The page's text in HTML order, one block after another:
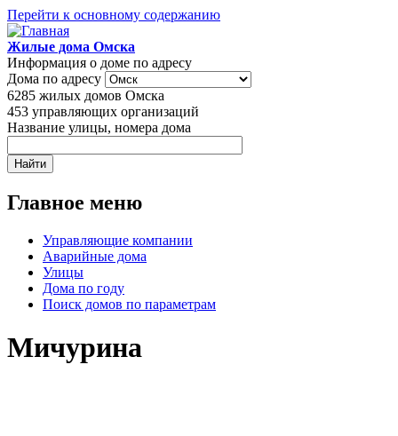
Перейти к основному содержанию
Жилые дома Омска
Информация о доме по адресу
Дома по адресу
6285 жилых домов Омска
453 управляющих организаций
Название улицы, номера дома
Главное меню
Управляющие компании
Аварийные дома
Улицы
Дома по году
Поиск домов по параметрам
Мичурина